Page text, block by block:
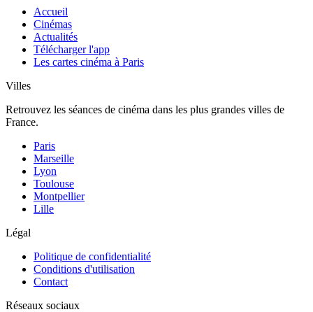
Accueil
Cinémas
Actualités
Télécharger l'app
Les cartes cinéma à Paris
Villes
Retrouvez les séances de cinéma dans les plus grandes villes de
France.
Paris
Marseille
Lyon
Toulouse
Montpellier
Lille
Légal
Politique de confidentialité
Conditions d'utilisation
Contact
Réseaux sociaux